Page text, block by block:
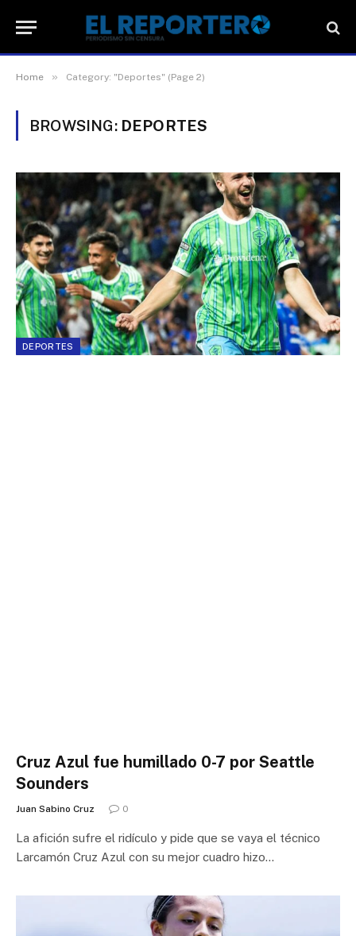
Home » Category: "Deportes" (Page 2)
BROWSING: DEPORTES
DEPORTES
Cruz Azul fue humillado 0-7 por Seattle
Sounders
Juan Sabino Cruz 0
La afición sufre el ridículo y pide que se vaya el técnico
Larcamón Cruz Azul con su mejor cuadro hizo…